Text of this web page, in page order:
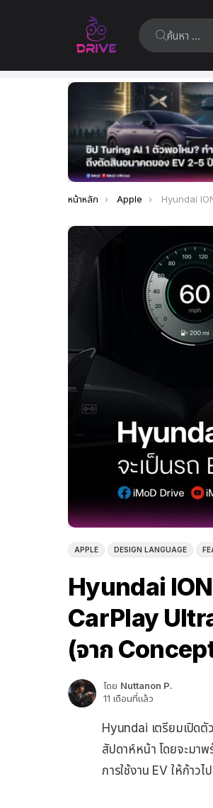
ค้นหา:
เรื่อง
ล่าสุด
คุณอยู่ที่นี่:
หน้าหลัก Apple Hyundai IONIQ 3 รถ EV ขนาดเล็ก ม
APPLE DESIGN LANGUAGE
Hyundai
CarPlay
(จาก
โดย Nuttanon P.
11 เดือนที่แล้ว
Hyundai เตรียมเปิด
สัปดาห์หน้า โดยจะมา
การใช้งาน EV ให้ก้าวไ